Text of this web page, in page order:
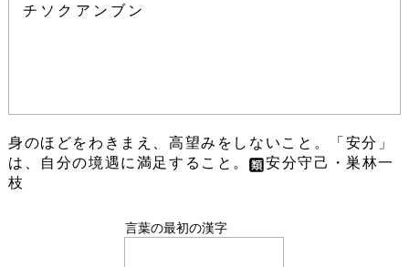
チソクアンブン
身のほどをわきまえ、高望みをしないこと。「安分」
は、自分の境遇に満足すること。
安分守己・巣林一
枝
言葉の最初の漢字